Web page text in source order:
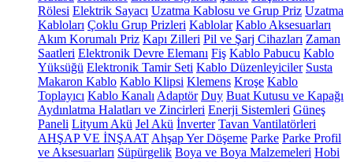
Rölesi Elektrik Sayacı Uzatma Kablosu ve Grup Priz Uzatma
Kabloları Çoklu Grup Prizleri Kablolar Kablo Aksesuarları
Akım Korumalı Priz Kapı Zilleri Pil ve Şarj Cihazları Zaman
Saatleri Elektronik Devre Elemanı Fiş Kablo Pabucu Kablo
Yüksüğü Elektronik Tamir Seti Kablo Düzenleyiciler Susta
Makaron Kablo Kablo Klipsi Klemens Kroşe Kablo
Toplayıcı Kablo Kanalı Adaptör Duy Buat Kutusu ve Kapağı
Aydınlatma Halatları ve Zincirleri Enerji Sistemleri Güneş
Paneli Lityum Akü Jel Akü İnverter Tavan Vantilatörleri
AHŞAP VE İNŞAAT Ahşap Yer Döşeme Parke Parke Profil
ve Aksesuarları Süpürgelik Boya ve Boya Malzemeleri Hobi